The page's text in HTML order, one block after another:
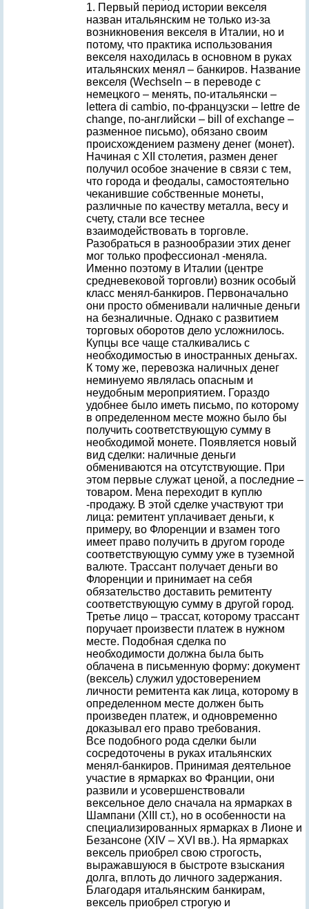
1. Первый период истории векселя
назван итальянским не только из-за
возникновения векселя в Италии, но и
потому, что практика использования
векселя находилась в основном в руках
итальянских менял – банкиров. Название
векселя (Wechseln – в переводе с
немецкого – менять, по-итальянски –
lettera di cambio, по-французски – lettre de
change, по-английски – bill of exchange –
разменное письмо), обязано своим
происхождением размену денег (монет).
Начиная с XII столетия, размен денег
получил особое значение в связи с тем,
что города и феодалы, самостоятельно
чеканившие собственные монеты,
различные по качеству металла, весу и
счету, стали все теснее
взаимодействовать в торговле.
Разобраться в разнообразии этих денег
мог только профессионал -меняла.
Именно поэтому в Италии (центре
средневековой торговли) возник особый
класс менял-банкиров. Первоначально
они просто обменивали наличные деньги
на безналичные. Однако с развитием
торговых оборотов дело усложнилось.
Купцы все чаще сталкивались с
необходимостью в иностранных деньгах.
К тому же, перевозка наличных денег
неминуемо являлась опасным и
неудобным мероприятием. Гораздо
удобнее было иметь письмо, по которому
в определенном месте можно было бы
получить соответствующую сумму в
необходимой монете. Появляется новый
вид сделки: наличные деньги
обмениваются на отсутствующие. При
этом первые служат ценой, а последние –
товаром. Мена переходит в куплю
-продажу. В этой сделке участвуют три
лица: ремитент уплачивает деньги, к
примеру, во Флоренции и взамен того
имеет право получить в другом городе
соответствующую сумму уже в туземной
валюте. Трассант получает деньги во
Флоренции и принимает на себя
обязательство доставить ремитенту
соответствующую сумму в другой город.
Третье лицо – трассат, которому трассант
поручает произвести платеж в нужном
месте. Подобная сделка по
необходимости должна была быть
облачена в письменную форму: документ
(вексель) служил удостоверением
личности ремитента как лица, которому в
определенном месте должен быть
произведен платеж, и одновременно
доказывал его право требования.
Все подобного рода сделки были
сосредоточены в руках итальянских
менял-банкиров. Принимая деятельное
участие в ярмарках во Франции, они
развили и усовершенствовали
вексельное дело сначала на ярмарках в
Шампани (XIII ст.), но в особенности на
специализированных ярмарках в Лионе и
Безансоне (XIV – XVI вв.). На ярмарках
вексель приобрел свою строгость,
выражавшуюся в быстроте взыскания
долга, вплоть до личного задержания.
Благодаря итальянским банкирам,
вексель приобрел строгую и